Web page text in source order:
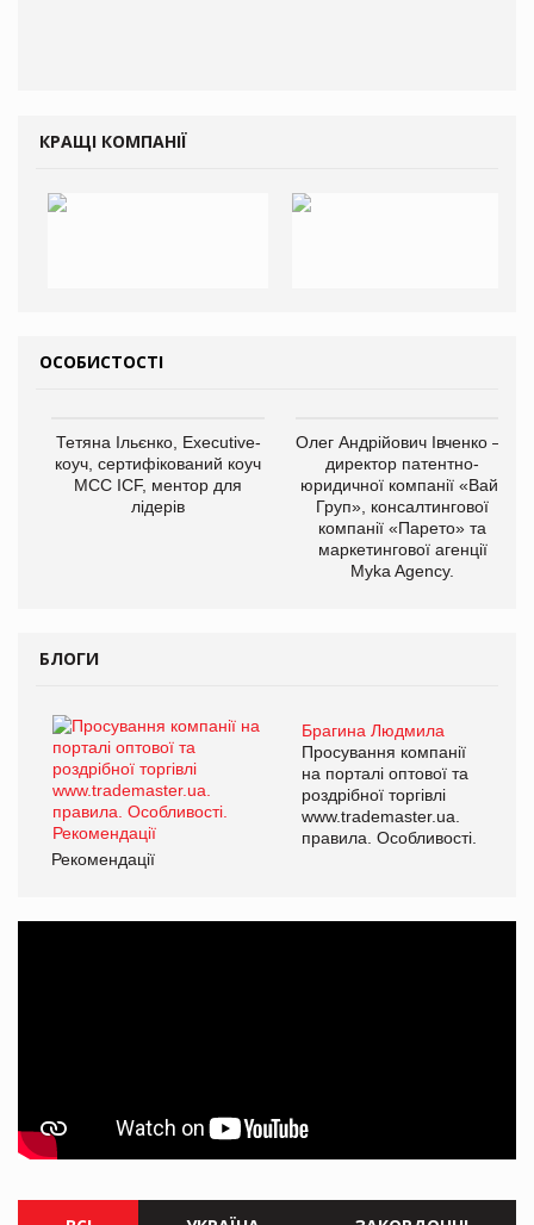
КРАЩІ КОМПАНІЇ
ОСОБИСТОСТІ
Тетяна Ільєнко, Executive-
коуч, сертифікований коуч
МСС ICF, ментор для
лідерів
Олег Андрійович Івченко —
директор патентно-
юридичної компанії «Вайз
Груп», консалтингової
компанії «Парето» та
маркетингової агенції
Myka Agency.
БЛОГИ
Брагина Людмила
Просування компанії
на порталі оптової та
роздрібної торгівлі
www.trademaster.ua.
правила. Особливості.
Рекомендації